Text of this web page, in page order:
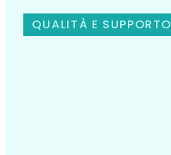
QUALITÀ E SUPPORTO